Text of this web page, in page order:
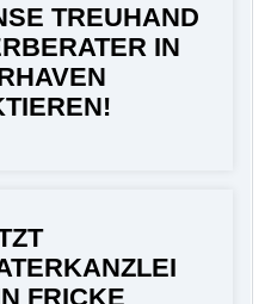
TREUHAND
IN
FRICKE